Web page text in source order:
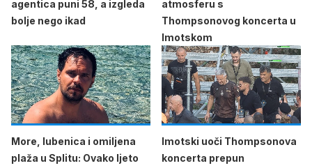
agentica puni 58, a izgleda
bolje nego ikad
atmosferu s
Thompsonovog koncerta u
Imotskom
More, lubenica i omiljena
plaža u Splitu: Ovako ljeto
Imotski uoči Thompsonova
koncerta prepun